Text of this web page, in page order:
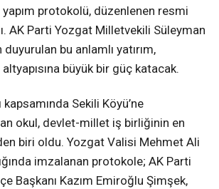
protokolü, düzenlenen resmi
AK Parti Yozgat Milletvekili Süleyman
bu anlamlı yatırım,
büyük bir güç katacak.
kapsamında Sekili Köyü’ne
okul, devlet-millet iş birliğinin en
biri oldu. Yozgat Valisi Mehmet Ali
imzalanan protokole; AK Parti
Başkanı Kazım Emiroğlu Şimşek,